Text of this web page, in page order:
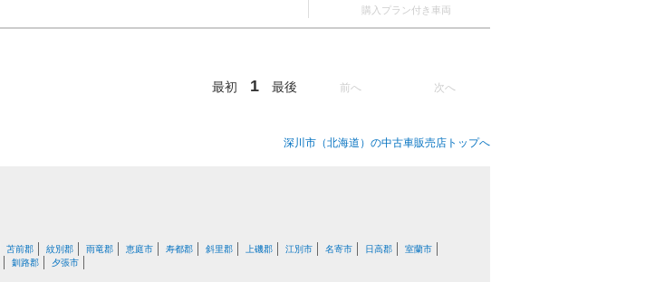
購入プラン付き車両
最初 1 最後 前へ 次へ
深川市（北海道）の中古車販売店トップへ
苫前郡 紋別郡 雨竜郡 恵庭市 寿都郡 斜里郡 上磯郡 江別市 名寄市 日高郡
室蘭市
釧路郡 夕張市